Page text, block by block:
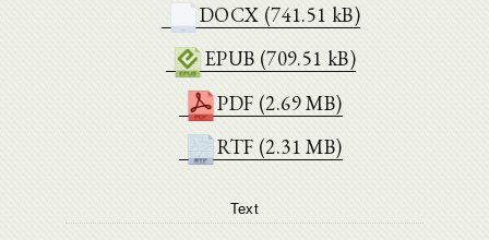
DOCX (741.51 kB)
EPUB (709.51 kB)
PDF (2.69 MB)
RTF (2.31 MB)
Text